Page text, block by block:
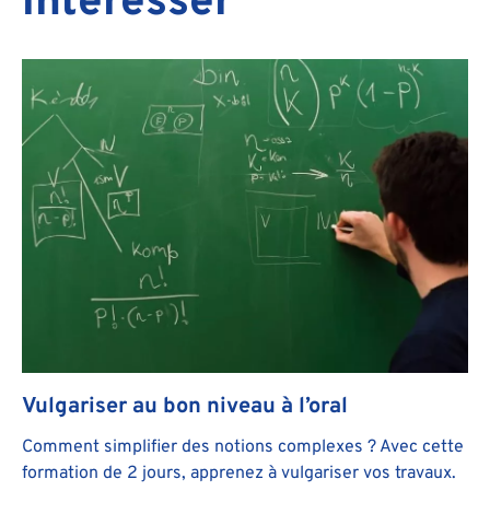
Vulgariser au bon niveau à l’oral
Comment simplifier des notions complexes ? Avec cette
formation de 2 jours, apprenez à vulgariser vos travaux.